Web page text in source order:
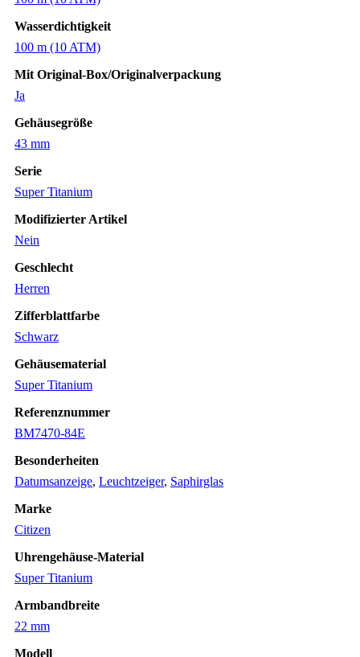
Wasserdichtigkeit
100 m (10 ATM)
Mit Original-Box/Originalverpackung
Ja
Gehäusegröße
43 mm
Serie
Super Titanium
Modifizierter Artikel
Nein
Geschlecht
Herren
Zifferblattfarbe
Schwarz
Gehäusematerial
Super Titanium
Referenznummer
BM7470-84E
Besonderheiten
Datumsanzeige, Leuchtzeiger, Saphirglas
Marke
Citizen
Uhrengehäuse-Material
Super Titanium
Armbandbreite
22 mm
Modell